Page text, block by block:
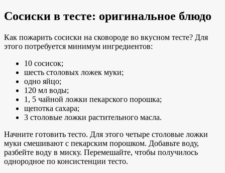
Сосиски в тесте: оригинальное блюдо
Как пожарить сосиски на сковороде во вкусном тесте? Для
этого потребуется минимум ингредиентов:
10 сосисок;
шесть столовых ложек муки;
одно яйцо;
120 мл воды;
1, 5 чайной ложки пекарского порошка;
щепотка сахара;
3 столовые ложки растительного масла.
Начните готовить тесто. Для этого четыре столовые ложки
муки смешивают с пекарским порошком. Добавьте воду,
разбейте воду в миску. Перемешайте, чтобы получилось
однородное по консистенции тесто.